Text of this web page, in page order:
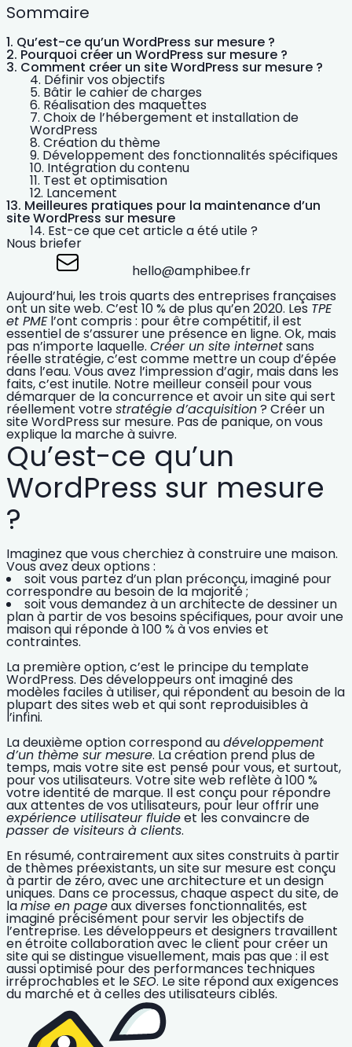
Sommaire
Qu’est-ce qu’un WordPress sur mesure ?
Pourquoi créer un WordPress sur mesure ?
Comment créer un site WordPress sur mesure ?
Définir vos objectifs
Bâtir le cahier de charges
Réalisation des maquettes
Choix de l’hébergement et installation de
WordPress
Création du thème
Développement des fonctionnalités spécifiques
Intégration du contenu
Test et optimisation
Lancement
Meilleures pratiques pour la maintenance d’un
site WordPress sur mesure
Est-ce que cet article a été utile ?
Nous briefer
hello@amphibee.fr
Aujourd’hui, les trois quarts des entreprises françaises
ont un site web. C’est 10 % de plus qu’en 2020. Les TPE
et PMEl’ont compris : pour être compétitif, il est
essentiel de s’assurer une présence en ligne. Ok, mais
pas n’importe laquelle. Créer un site internetsans
réelle stratégie, c’est comme mettre un coup d’épée
dans l’eau. Vous avez l’impression d’agir, mais dans les
faits, c’est inutile. Notre meilleur conseil pour vous
démarquer de la concurrence et avoir un site qui sert
réellement votrestratégie d’acquisition? Créer un
site WordPress sur mesure. Pas de panique, on vous
explique la marche à suivre.
Qu’est-ce qu’un
WordPress sur mesure
?
Imaginez que vous cherchiez à construire une maison.
Vous avez deux options :
soit vous partez d’un plan préconçu, imaginé pour
correspondre au besoin de la majorité ;
soit vous demandez à un architecte de dessiner un
plan à partir de vos besoins spécifiques, pour avoir une
maison qui réponde à 100 % à vos envies et
contraintes.
La première option, c’est le principe du template
WordPress. Des développeurs ont imaginé des
modèles faciles à utiliser, qui répondent au besoin de la
plupart des sites web et qui sont reproduisibles à
l’infini.
La deuxième option correspond audéveloppement
d’un thème sur mesure. La création prend plus de
temps, mais votre site est pensé pour vous, et surtout,
pour vos utilisateurs. Votre site web reflète à 100 %
votreidentité de marque. Il est conçu pour répondre
auxattentes de vos utilisateurs, pour leur offrir une
expérience utilisateur fluideet les convaincre de
passer de visiteurs à clients.
En résumé, contrairement aux sites construits à partir
de thèmes préexistants, un site sur mesure est conçu
à partir de zéro, avec une architecture et un design
uniques. Dans ce processus, chaque aspect du site, de
lamise en pageaux diverses fonctionnalités, est
imaginé précisément pour servir les objectifs de
l’entreprise. Les développeurs et designers travaillent
en étroite collaboration avec le client pour créer un
site qui se distingue visuellement, mais pas que : il est
aussi optimisé pour des performances techniques
irréprochables et leSEO. Le site répond aux exigences
du marché et à celles des utilisateurs ciblés.